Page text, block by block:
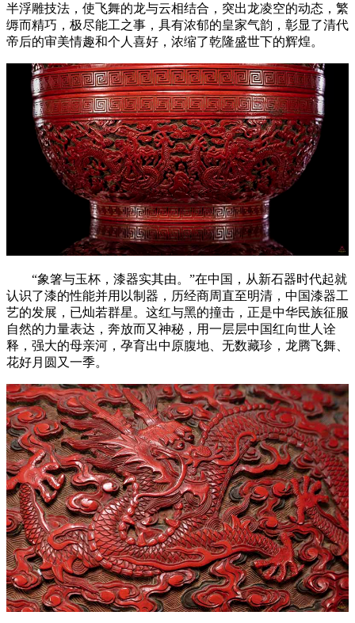
半浮雕技法，使飞舞的龙与云相结合，突出龙凌空的动态，繁
缛而精巧，极尽能工之事，具有浓郁的皇家气韵，彰显了清代
帝后的审美情趣和个人喜好，浓缩了乾隆盛世下的辉煌。
“象箸与玉杯，漆器实其由。”在中国，从新石器时代起就
认识了漆的性能并用以制器，历经商周直至明清，中国漆器工
艺的发展，已灿若群星。这红与黑的撞击，正是中华民族征服
自然的力量表达，奔放而又神秘，用一层层中国红向世人诠
释，强大的母亲河，孕育出中原腹地、无数藏珍，龙腾飞舞、
花好月圆又一季。